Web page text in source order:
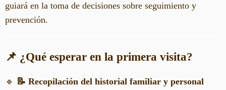
guiará en la toma de decisiones sobre seguimiento y
prevención.
📌 ¿Qué esperar en la primera visita?
🔹
📝 Recopilación del historial familiar y personal